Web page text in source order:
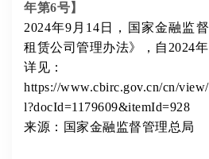
年第6号】
2024年9月14日，国家金融监
租赁公司管理办法》，自2024年
详见：
https://www.cbirc.gov.cn/cn/
l?docId=1179609&itemId=928
来源：国家金融监督管理总局